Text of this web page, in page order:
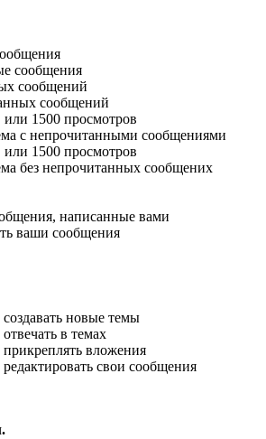
сообщения
сообщений
с непрочитанными сообщениями
без непрочитанных сообщених
ваши сообщения
создавать новые темы
отвечать в темах
прикреплять вложения
редактировать свои сообщения